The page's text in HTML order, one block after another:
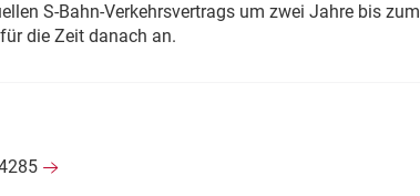
S-Bahn-Verkehrsvertrags um zwei Jahre bis zum
die Zeit danach an.